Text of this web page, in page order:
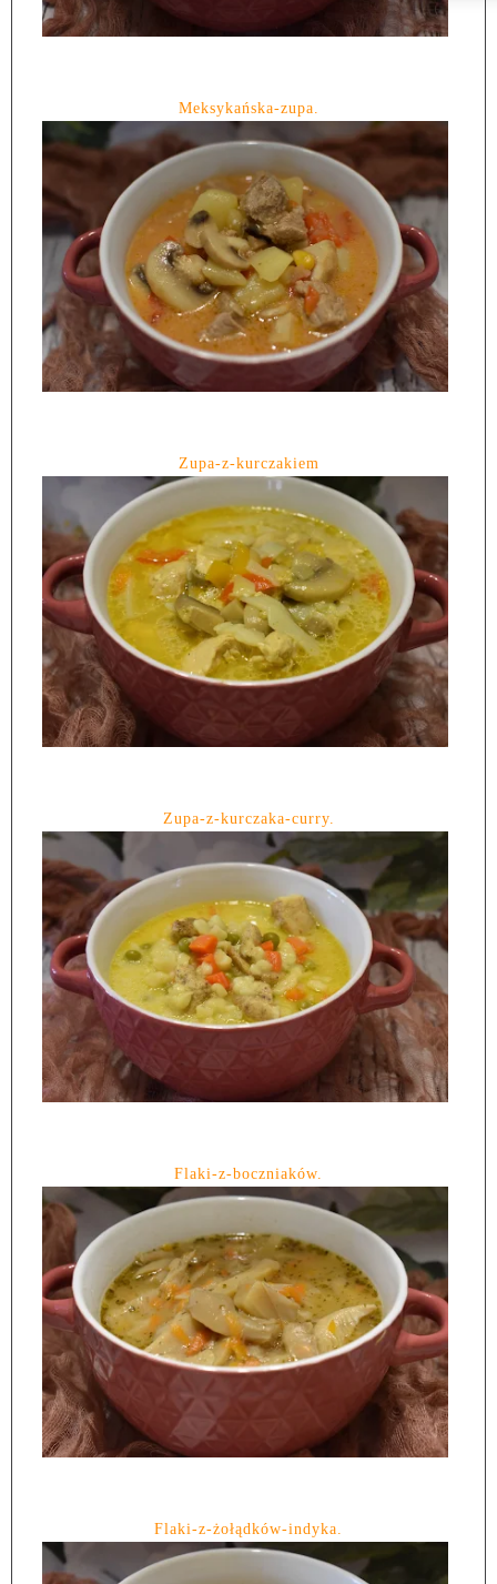
Meksykańska-zupa.
Zupa-z-kurczakiem
Zupa-z-kurczaka-curry.
Flaki-z-boczniaków.
Flaki-z-żołądków-indyka.